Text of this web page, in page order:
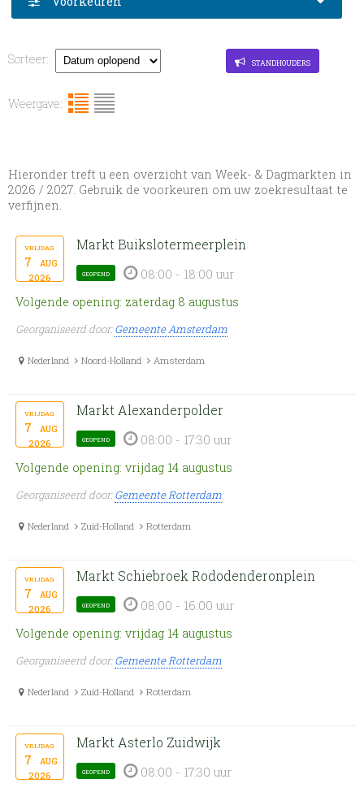
standhouders
Sorteer:
Weergave:
Hieronder treft u een overzicht van Week- & Dagmarkten in
2026 / 2027. Gebruik de voorkeuren om uw zoekresultaat te
verfijnen.
vrijdag
7 aug
2026
Markt Buikslotermeerplein
geopend
08:00 - 18:00 uur
Volgende opening: zaterdag 8 augustus
Georganiseerd door:Gemeente Amsterdam
Nederland Noord-Holland Amsterdam
vrijdag
7 aug
2026
Markt Alexanderpolder
geopend
08:00 - 17:30 uur
Volgende opening: vrijdag 14 augustus
Georganiseerd door:Gemeente Rotterdam
Nederland Zuid-Holland Rotterdam
vrijdag
7 aug
2026
Markt Schiebroek Rododenderonplein
geopend
08:00 - 16:00 uur
Volgende opening: vrijdag 14 augustus
Georganiseerd door:Gemeente Rotterdam
Nederland Zuid-Holland Rotterdam
vrijdag
7 aug
2026
Markt Asterlo Zuidwijk
geopend
08:00 - 17:30 uur